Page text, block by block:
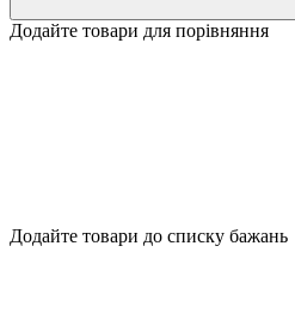
Додайте товари для порівняння
Додайте товари до списку бажань